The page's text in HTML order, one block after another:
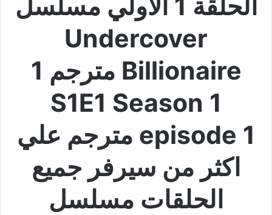
Undercover
Billionaire مترجم 1
S1E1 Season 1
episode 1 مترجم علي
اكثر من سيرفر جميع
الحلقات مسلسل